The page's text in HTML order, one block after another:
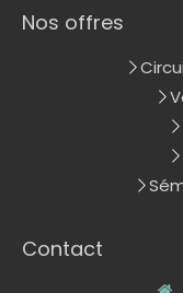
Nos offres
Contact